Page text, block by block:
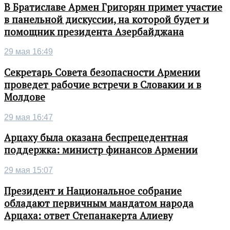
В Братиславе Армен Григорян примет участие
в панельной дискуссии, на которой будет и
помощник президента Азербайджана
29 мая 16:49
Секретарь Совета безопасности Армении
проведет рабочие встречи в Словакии и в
Молдове
29 мая 16:47
Арцаху была оказана беспрецедентная
поддержка: министр финансов Армении
29 мая 15:07
Президент и Национальное собрание
обладают первичным мандатом народа
Арцаха: ответ Степанакерта Алиеву